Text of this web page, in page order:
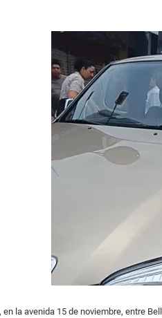
en la avenida 15 de noviembre, entre